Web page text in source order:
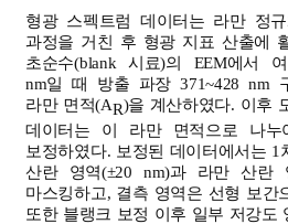
형광 스펙트럼 데이터는 라만 정
과정을 거친 후 형광 지표 산출에
초순수(blank 시료)의 EEM에서
nm일 때 방출 파장 371~428 nm
라만 면적(AR)을 계산하였다. 이후
데이터는 이 라만 면적으로 나누
보정하였다. 보정된 데이터에서는 1
산란 영역(±20 nm)과 라만 산란
마스킹하고, 결측 영역은 선형 보간
또한 블랭크 보정 이후 일부 저강도